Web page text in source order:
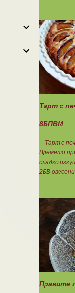
фурна на
се на 12
вкусно
Тарт с
8БПВМ
Тарт с
Времето
сладко
2БВ
21гр.
Минимално
Бакпулвер
на страна
равна с.л
360гр.
Правите